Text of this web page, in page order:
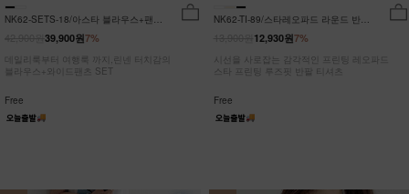
NK62-SETS-18/아스타 블라우스+팬츠
7%
39,900원
데일리룩부터 여행룩 까지,린넨 터치감의
블라우스+와이드팬츠 SET
Free
NK62-TI-89/스타레오파드 라운드 반팔
7%
12,930원
시선을 사로잡는 감각적인 프린팅 레오파드
스타 프린팅 루즈핏 반팔 티셔츠
Free